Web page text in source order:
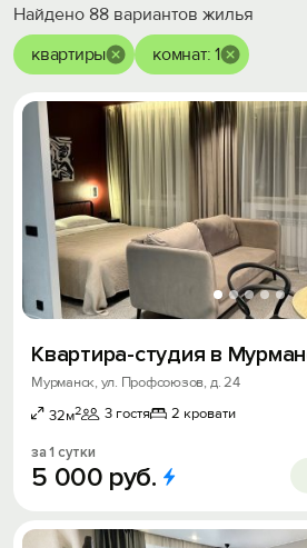
Найдено 88 вариантов жилья
квартиры
комнат: 1
Квартира-студия в
Мурманск, ул. Профсоюзов, д. 24
32м2 3 гостя 2 кровати
за 1 сутки
5 000 руб.